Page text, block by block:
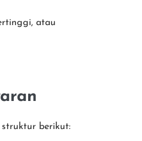
atau
struktur berikut: